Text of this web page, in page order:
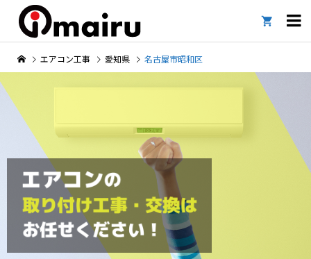

エアコン工事 愛知県 名古屋市昭和区